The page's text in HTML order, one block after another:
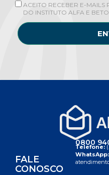
ACEITO RECEBER E-MAILS
DO INSTITUTO ALFA E BETO.
FALE
CONOSCO
0800
Telefone:
WhatsApp: